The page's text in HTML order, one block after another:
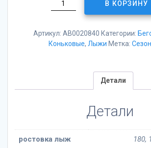
товара
REDSTER
S9
В КОРЗИНУ
Артикул: AB0020840 Категории:
Коньковые, Лыжи Метка:
Детали
Детали
ростовка лыж 180,